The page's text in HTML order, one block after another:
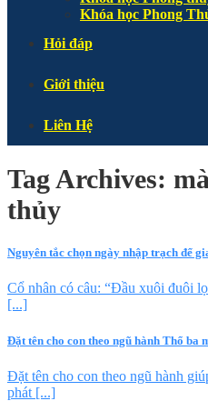
Khóa học Phong
Hỏi đáp
Giới thiệu
Liên Hệ
Tag Archives:
thủy
Nguyên tắc chọn ngày nhập trạch để
Cổ nhân có câu: “Đầu xuôi đuôi
[...]
Đặt tên cho con theo ngũ hành Thổ ba
Đặt tên cho con theo ngũ hành
phát [...]